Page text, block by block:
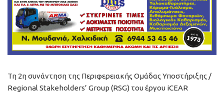
Τη 2η συνάντηση της Περιφερειακής Ομάδας Υποστήριξης /
Regional Stakeholders’ Group (RSG) του έργου iCEAR